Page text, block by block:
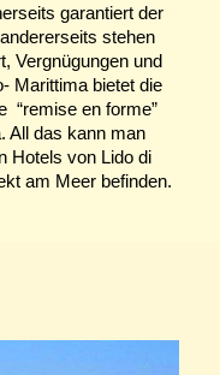
garantiert der
stehen
Vergnügungen und
Marittima bietet die
“remise en forme”
All das kann man
Hotels von Lido di
am Meer befinden.